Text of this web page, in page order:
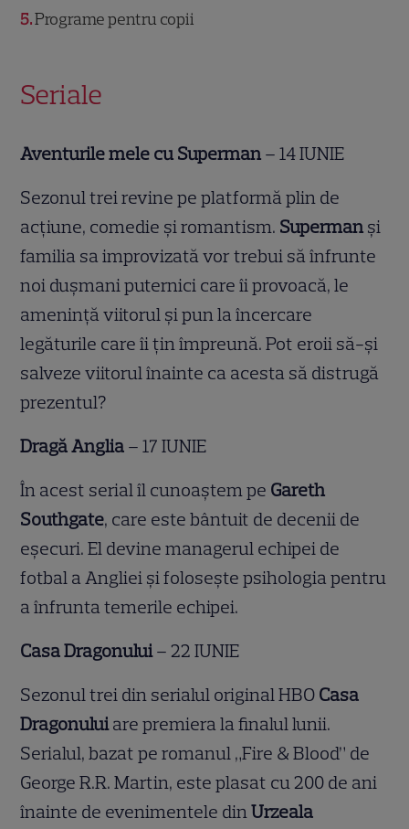
5 Programe pentru copii
Seriale
Aventurile mele cu Superman – 14 IUNIE
Sezonul trei revine pe platformă plin de
acțiune, comedie și romantism. Superman și
familia sa improvizată vor trebui să înfrunte
noi dușmani puternici care îi provoacă, le
amenință viitorul și pun la încercare
legăturile care îi țin împreună. Pot eroii să-și
salveze viitorul înainte ca acesta să distrugă
prezentul?
Dragă Anglia – 17 IUNIE
În acest serial îl cunoaștem pe Gareth
Southgate, care este bântuit de decenii de
eșecuri. El devine managerul echipei de
fotbal a Angliei și folosește psihologia pentru
a înfrunta temerile echipei.
Casa Dragonului– 22 IUNIE
Sezonul trei din serialul original HBO Casa
Dragonuluiare premiera la finalul lunii.
Serialul, bazat pe romanul „Fire & Blood” de
George R.R. Martin, este plasat cu 200 de ani
înainte de evenimentele dinUrzeala